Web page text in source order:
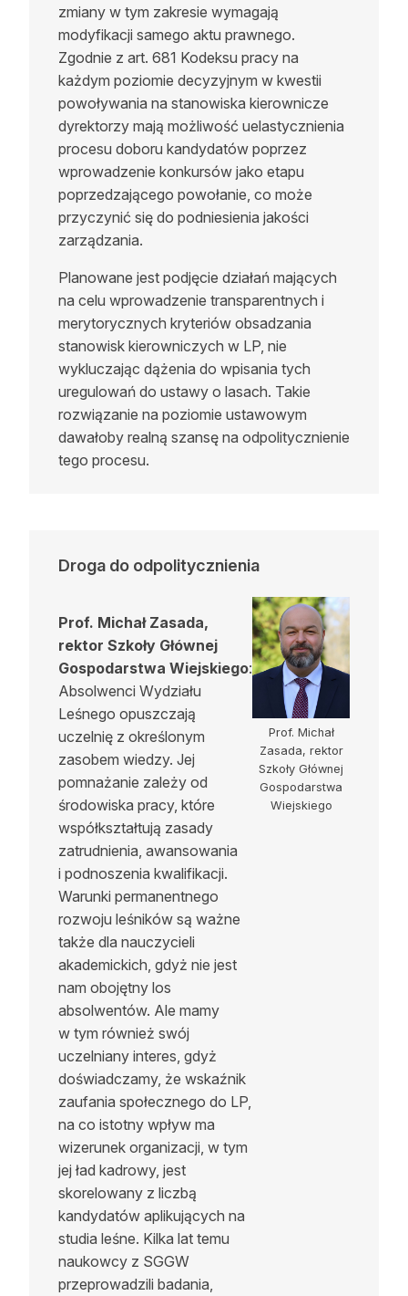
zmiany w tym zakresie wymagają
modyfikacji samego aktu prawnego.
Zgodnie z art. 681 Kodeksu pracy na
każdym poziomie decyzyjnym w kwestii
powoływania na stanowiska kierownicze
dyrektorzy mają możliwość uelastycznienia
procesu doboru kandydatów poprzez
wprowadzenie konkursów jako etapu
poprzedzającego powołanie, co może
przyczynić się do podniesienia jakości
zarządzania.
Planowane jest podjęcie działań mających
na celu wprowadzenie transparentnych i
merytorycznych kryteriów obsadzania
stanowisk kierowniczych w LP, nie
wykluczając dążenia do wpisania tych
uregulowań do ustawy o lasach. Takie
rozwiązanie na poziomie ustawowym
dawałoby realną szansę na odpolitycznienie
tego procesu.
Droga do odpolitycznienia
Prof. Michał Zasada,
rektor Szkoły Głównej
Gospodarstwa Wiejskiego:
Absolwenci Wydziału
Leśnego opuszczają
uczelnię z określonym
zasobem wiedzy. Jej
pomnażanie zależy od
środowiska pracy, które
współkształtują zasady
zatrudnienia, awansowania
i podnoszenia kwalifikacji.
Warunki permanentnego
rozwoju leśników są ważne
także dla nauczycieli
akademickich, gdyż nie jest
nam obojętny los
absolwentów. Ale mamy
w tym również swój
uczelniany interes, gdyż
doświadczamy, że wskaźnik
zaufania społecznego do LP,
na co istotny wpływ ma
wizerunek organizacji, w tym
jej ład kadrowy, jest
skorelowany z liczbą
kandydatów aplikujących na
studia leśne. Kilka lat temu
naukowcy z SGGW
przeprowadzili badania,
Prof. Michał
Zasada, rektor
Szkoły Głównej
Gospodarstwa
Wiejskiego